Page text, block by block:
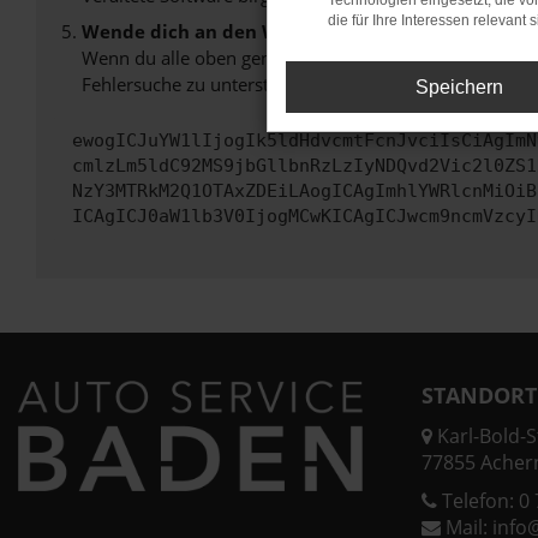
Wende dich an den Webseitenbetreiber.
Wenn du alle oben genannten Schritte versucht hast,
Fehlersuche zu unterstützen:
Karl-Bold-
77855
Telefon: 0
Mail:
die für Ihre Interessen relevant
Speichern